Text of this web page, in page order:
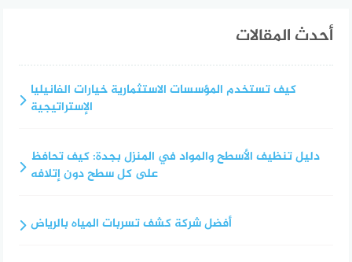
أحدث المقالات
كيف تستخدم المؤسسات الاستثمارية خيارات الفانيليا
الإستراتيجية
دليل تنظيف الأسطح والمواد في المنزل بجدة: كيف تحافظ
على كل سطح دون إتلافه
أفضل شركة كشف تسربات المياه بالرياض